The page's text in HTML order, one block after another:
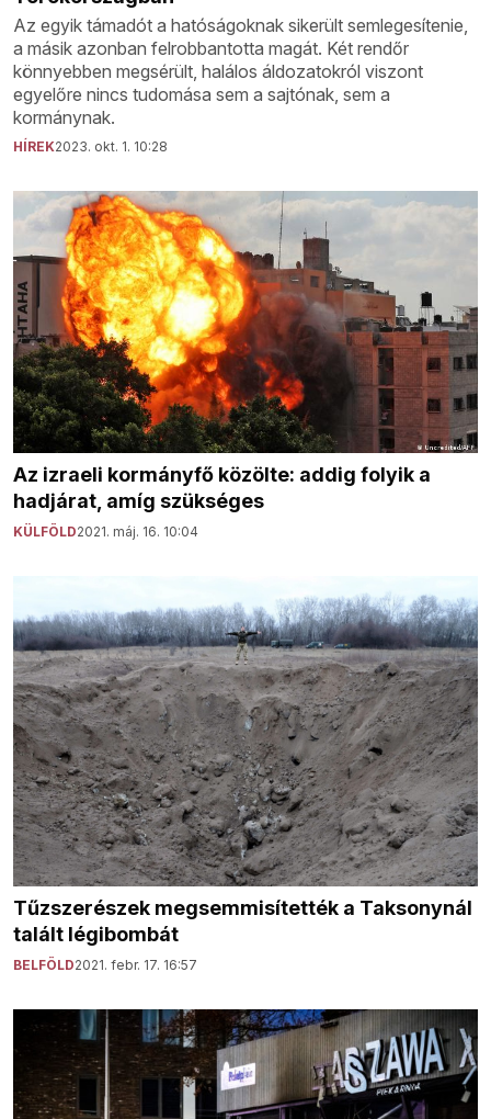
Az egyik támadót a hatóságoknak sikerült semlegesítenie,
a másik azonban felrobbantotta magát. Két rendőr
könnyebben megsérült, halálos áldozatokról viszont
egyelőre nincs tudomása sem a sajtónak, sem a
kormánynak.
HÍREK2023. okt. 1. 10:28
Az izraeli kormányfő közölte: addig folyik a
hadjárat, amíg szükséges
KÜLFÖLD2021. máj. 16. 10:04
Tűzszerészek megsemmisítették a Taksonynál
talált légibombát
BELFÖLD2021. febr. 17. 16:57